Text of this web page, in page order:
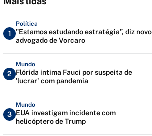
1
Política
"Estamos estudando estratégia”, diz novo
advogado de Vorcaro
2
Mundo
Flórida intima Fauci por suspeita de
'lucrar' com pandemia
3
Mundo
EUA investigam incidente com
helicóptero de Trump